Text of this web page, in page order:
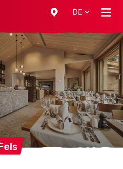
DE